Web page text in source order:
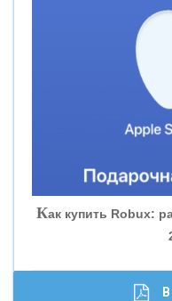
«ВНЕШПРОМБАНК»
«БАНК ГЛОБЭКС»
«СОВКОМБАНК»
«ГАЗПРОМБАНК»
Как купить Robux: